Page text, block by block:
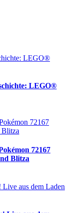
LEGO®
72167
Blitza